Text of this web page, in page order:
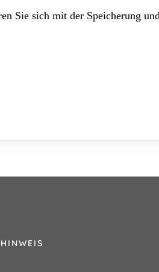
Sie sich mit der Speicherung
HINWEIS